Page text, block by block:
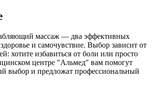
массаж — два эффективных
и самочувствие. Выбор зависит от
хотите избавиться от боли или просто
центре "Альмед" вам помогут
выбор и предложат профессиональный